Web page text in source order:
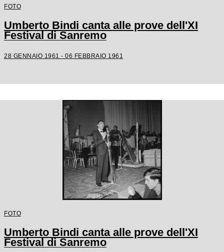
FOTO
Umberto Bindi canta alle prove dell'XI
Festival di Sanremo
28 GENNAIO 1961 - 06 FEBBRAIO 1961
FOTO
Umberto Bindi canta alle prove dell'XI
Festival di Sanremo